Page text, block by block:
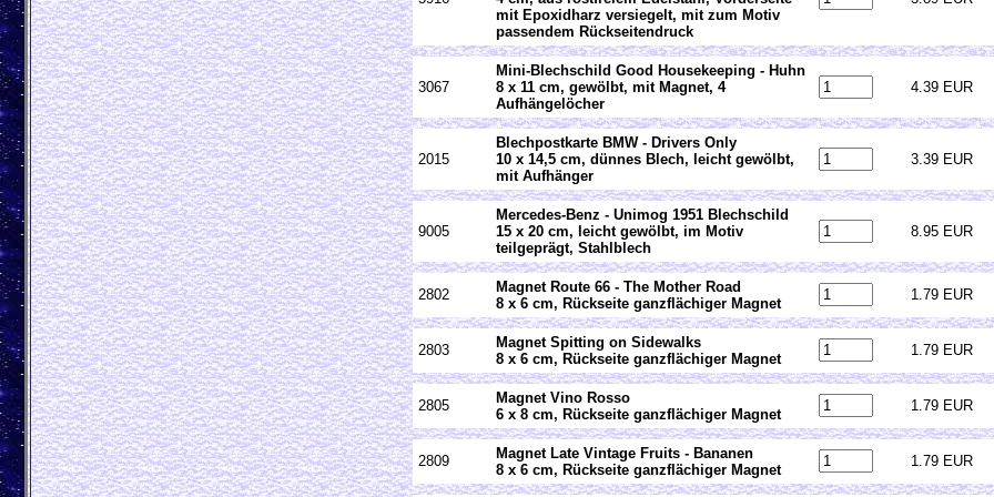
mit Epoxidharz versiegelt, mit zum Motiv
passendem Rückseitendruck
3067
Mini-Blechschild Good Housekeeping - Huhn
8 x 11 cm, gewölbt, mit Magnet, 4
Aufhängelöcher
4.39 EUR
2015
Blechpostkarte BMW - Drivers Only
10 x 14,5 cm, dünnes Blech, leicht gewölbt,
mit Aufhänger
3.39 EUR
9005
Mercedes-Benz - Unimog 1951 Blechschild
15 x 20 cm, leicht gewölbt, im Motiv
teilgeprägt, Stahlblech
8.95 EUR
2802
Magnet Route 66 - The Mother Road
8 x 6 cm, Rückseite ganzflächiger Magnet
1.79 EUR
2803
Magnet Spitting on Sidewalks
8 x 6 cm, Rückseite ganzflächiger Magnet
1.79 EUR
2805
Magnet Vino Rosso
6 x 8 cm, Rückseite ganzflächiger Magnet
1.79 EUR
2809
Magnet Late Vintage Fruits - Bananen
8 x 6 cm, Rückseite ganzflächiger Magnet
1.79 EUR